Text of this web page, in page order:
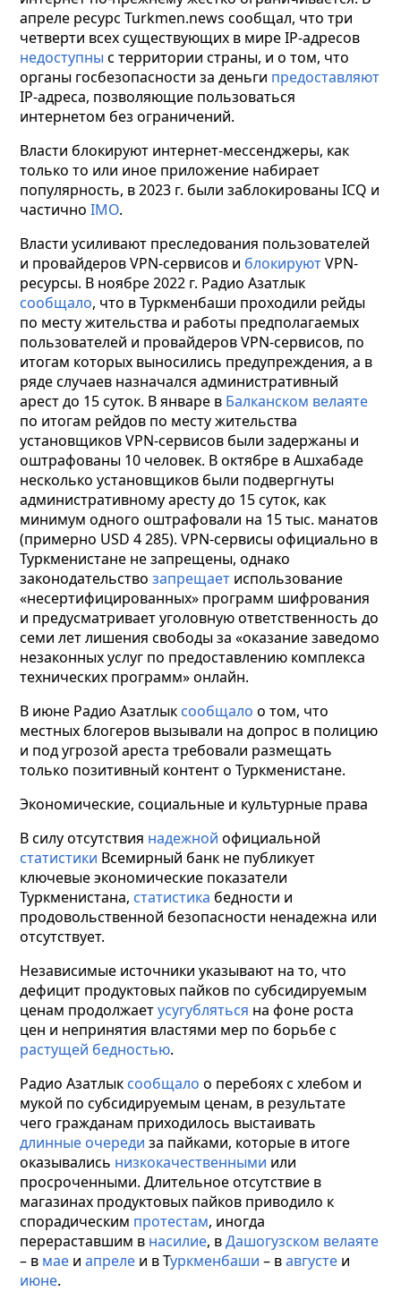
апреле ресурс Turkmen.news сообщал, что три
четверти всех существующих в мире IP-адресов
недоступны с территории страны, и о том, что
органы госбезопасности за деньги предоставляют
IP-адреса, позволяющие пользоваться
интернетом без ограничений.
Власти блокируют интернет-мессенджеры, как
только то или иное приложение набирает
популярность, в 2023 г. были заблокированы ICQ и
частичноIMO.
Власти усиливают преследования пользователей
и провайдеров VPN-сервисов и блокируютVPN-
ресурсы. В ноябре 2022 г. Радио Азатлык
сообщало, что в Туркменбаши проходили рейды
по месту жительства и работы предполагаемых
пользователей и провайдеров VPN-сервисов, по
итогам которых выносились предупреждения, а в
ряде случаев назначался административный
арест до 15 суток. В январе в Балканском велаяте
по итогам рейдов по месту жительства
установщиков VPN-сервисов были задержаны и
оштрафованы 10 человек. В октябре в Ашхабаде
несколько установщиков были подвергнуты
административному аресту до 15 суток, как
минимум одного оштрафовали на 15 тыс. манатов
(примерно USD 4 285). VPN-сервисы официально в
Туркменистане не запрещены, однако
законодательствозапрещает использование
«несертифицированных» программ шифрования
и предусматривает уголовную ответственность до
семи лет лишения свободы за «оказание заведомо
незаконных услуг по предоставлению комплекса
технических программ» онлайн.
В июне Радио Азатлык сообщало о том, что
местных блогеров вызывали на допрос в полицию
и под угрозой ареста требовали размещать
только позитивный контент о Туркменистане.
Экономические, социальные и культурные права
В силу отсутствия надежной официальной
статистики Всемирный банк не публикует
ключевые экономические показатели
Туркменистана, статистика бедности и
продовольственной безопасности ненадежна или
отсутствует.
Независимые источники указывают на то, что
дефицит продуктовых пайков по субсидируемым
ценам продолжаетусугубляться на фоне роста
цен и непринятия властями мер по борьбе с
растущей бедностью.
Радио Азатлык сообщало о перебоях с хлебом и
мукой по субсидируемым ценам, в результате
чего гражданам приходилось выстаивать
длинные очереди за пайками, которые в итоге
оказывались низкокачественными или
просроченными. Длительное отсутствие в
магазинах продуктовых пайков приводило к
спорадическим протестам, иногда
перераставшим в насилие, вДашогузском велаяте
– в мае иапреле и в Туркменбаши – вавгусте и
июне.